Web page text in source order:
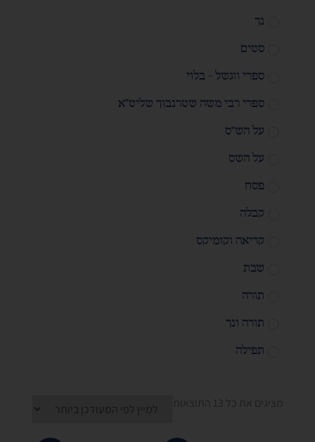
נך
סטים
ספרי ווגשל - בלוי
ספרי רבי משה שטרנבוך שליט"א
על הש"ס
על השס
פסח
קבלה
קריאה וקומיקס
שבת
תורה
תורה ונך
תפילה
מציגים את כל ⁦13⁩ התוצאות